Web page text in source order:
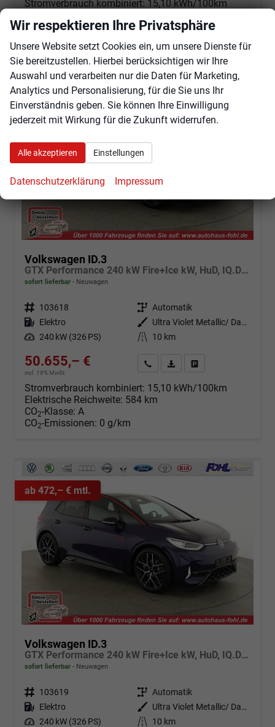
Stromverbrauch kombiniert: 15,10 kWh/100km
CO2-Klasse: A
ab 472,– € mtl.
Volkswagen ID.3
GTX Performance 240 kW Fire+Ice kW, HuD, IQ.Drive, IQ.Light, H&K, Wärmepumpe, 20-Zoll, 4 J.-Garantie
sofort lieferbar Neuwagen
Fahrzeugnr. 103618 Getriebe Automatik
Kraftstoff Elektro Außenfarbe
Ultra Violet Metallic/ Dach Schwarz
Leistung 240 kW (326 PS) Kilometerstand 10 km
50.655,– €
incl. 19% MwSt.
Angebot anfordern
Fahrzeugexpose (PDF)
Stromverbrauch kombiniert: 15,10 kWh/100km
Elektrische Reichweite: 584 km
CO2-Klasse: A
CO2-Emissionen: 0 g/km
ab 472,– € mtl.
Volkswagen ID.3
GTX Performance 240 kW Fire+Ice kW, HuD, IQ.Drive, IQ.Light, H&K, Wärmepumpe, 20-Zoll, 4 J.-Garantie
sofort lieferbar Neuwagen
Fahrzeugnr. 103619 Getriebe Automatik
Kraftstoff Elektro Außenfarbe
Ultra Violet Metallic/ Dach Schwarz
Leistung 240 kW (326 PS) Kilometerstand 10 km
Wir respektieren Ihre Privatsphäre
Unsere Website setzt Cookies ein, um unsere Dienste für
Sie bereitzustellen. Hierbei berücksichtigen wir Ihre
Auswahl und verarbeiten nur die Daten für Marketing,
Analytics und Personalisierung, für die Sie uns Ihr
Einverständnis geben. Sie können Ihre Einwilligung
jederzeit mit Wirkung für die Zukunft widerrufen.
Alle akzeptieren Einstellungen
Datenschutzerklärung Impressum